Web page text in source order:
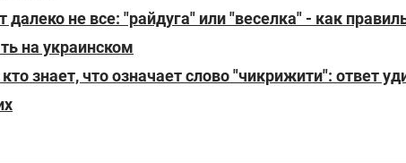
далеко не все: "райдуга" или "веселка" - как
на украинском
знает, что означает слово "чикрижити": ответ